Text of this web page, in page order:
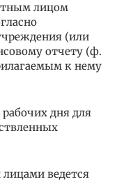
лицом
(или
отчету (ф.
к нему
дня для
ведется